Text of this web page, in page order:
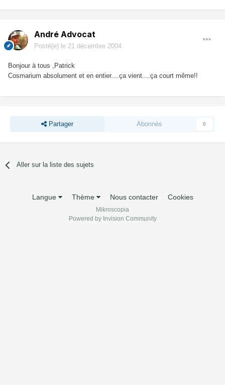
André Advocat
Posté(e) le 21 décembre 2004
Bonjour à tous ,Patrick
Cosmarium absolument et en entier....ça vient....ça court même!!
Partager Abonnés 0
Aller sur la liste des sujets
Langue Thème Nous contacter Cookies
Mikroscopia
Powered by Invision Community